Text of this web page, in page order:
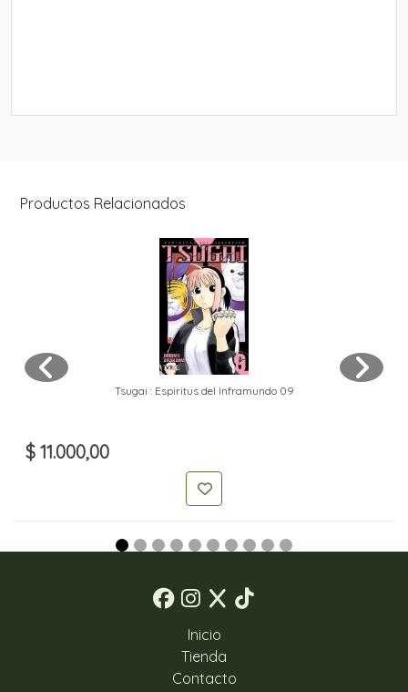
Productos Relacionados
Tsugai : Espiritus del Inframundo 09
$ 11.000,00
Inicio
Tienda
Contacto